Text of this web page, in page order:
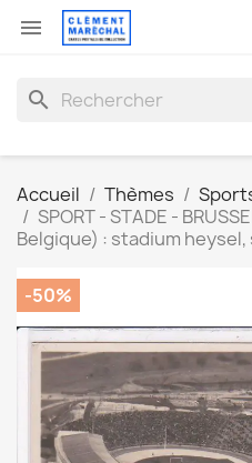

search
Accueil Thèmes
SPORT - STADE -
Belgique) : stadium
-50%